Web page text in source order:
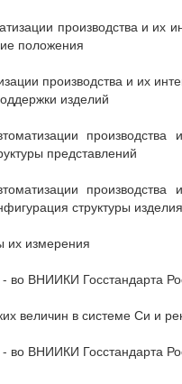
производства и их
положения
производства и их
изделий
представлений
структуры изделия
их измерения
во ВНИИКИ Госстандарта
величин в системе Си и
во ВНИИКИ Госстандарта